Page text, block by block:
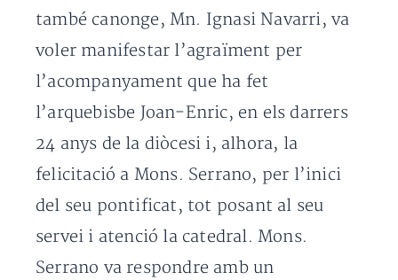
també canonge, Mn. Ignasi Navarri, va
voler manifestar l’agraïment per
l’acompanyament que ha fet
l’arquebisbe Joan-Enric, en els darrers
24 anys de la diòcesi i, alhora, la
felicitació a Mons. Serrano, per l’inici
del seu pontificat, tot posant al seu
servei i atenció la catedral. Mons.
Serrano va respondre amb un